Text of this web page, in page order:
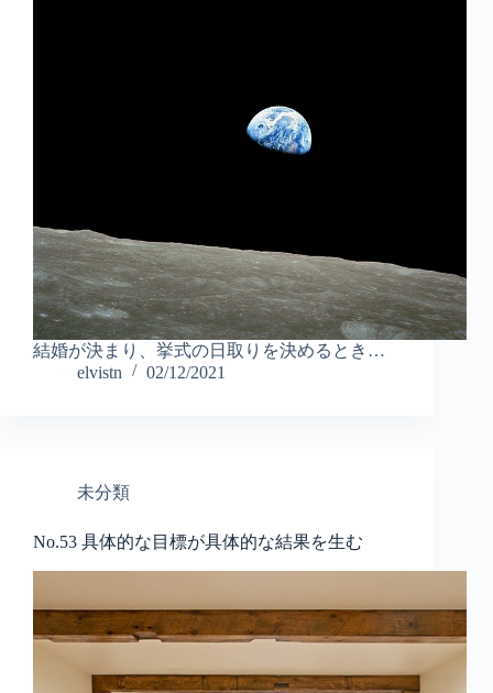
結婚が決まり、挙式の日取りを決めるとき…
elvistn
02/12/2021
未分類
No.53 具体的な目標が具体的な結果を生む